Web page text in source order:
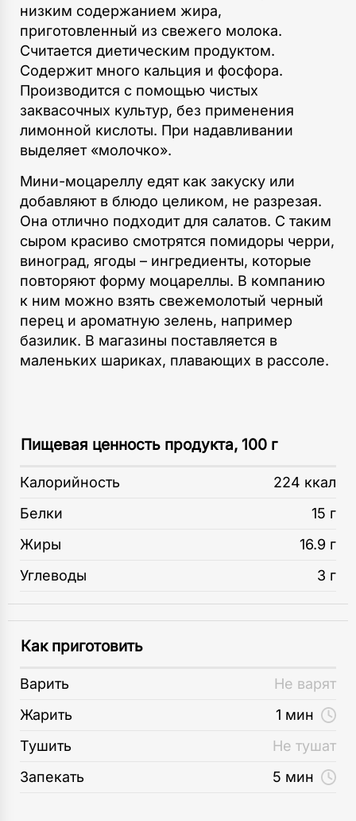
низким содержанием жира,
приготовленный из свежего молока.
Считается диетическим продуктом.
Содержит много кальция и фосфора.
Производится с помощью чистых
заквасочных культур, без применения
лимонной кислоты. При надавливании
выделяет «молочко».
Мини-моцареллу едят как закуску или
добавляют в блюдо целиком, не разрезая.
Она отлично подходит для салатов. С таким
сыром красиво смотрятся помидоры черри,
виноград, ягоды – ингредиенты, которые
повторяют форму моцареллы. В компанию
к ним можно взять свежемолотый черный
перец и ароматную зелень, например
базилик. В магазины поставляется в
маленьких шариках, плавающих в рассоле.
Пищевая ценность продукта, 100 г
Калорийность
224 ккал
Белки
15 г
Жиры
16.9 г
Углеводы
3 г
Как приготовить
Варить
Не варят
Жарить
1 мин
Тушить
Не тушат
Запекать
5 мин